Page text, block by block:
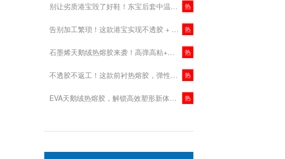
别让劣质港宝毁了好鞋！东宝后套中温港宝，稳型又省心！ 热
告别加工繁琐！这款港宝实现不透胶 + 中低温加工，鞋企降本增效新选择！ 热
石墨烯天鹅绒热熔胶来袭！高弹高粘+抗菌除臭，舒适与实用双在线！ 热
不透胶不返工！这款前衬热熔胶，弹性强更环保！ 热
EVA天鹅绒热熔胶，解锁高效塑形新体验！ 热